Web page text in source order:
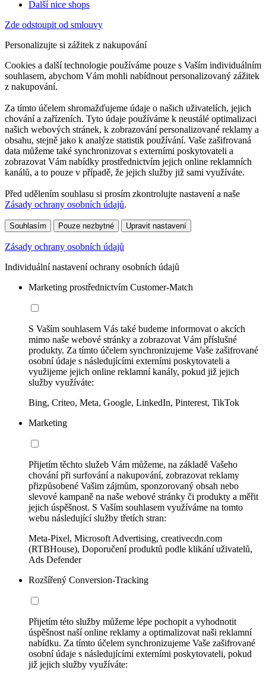
Další nice shops
Zde odstoupit od smlouvy
Personalizujte si zážitek z nakupování
Cookies a další technologie používáme pouze s Vaším individuálním
souhlasem, abychom Vám mohli nabídnout personalizovaný zážitek
z nakupování.
Za tímto účelem shromažďujeme údaje o našich uživatelích, jejich
chování a zařízeních. Tyto údaje používáme k neustálé optimalizaci
našich webových stránek, k zobrazování personalizované reklamy a
obsahu, stejně jako k analýze statistik používání. Vaše zašifrovaná
data můžeme také synchronizovat s externími poskytovateli a
zobrazovat Vám nabídky prostřednictvím jejich online reklamních
kanálů, a to pouze v případě, že jejich služby již sami využíváte.
Před udělením souhlasu si prosím zkontrolujte nastavení a naše
Zásady ochrany osobních údajů.
Souhlasím Pouze nezbytné Upravit nastavení
Zásady ochrany osobních údajů
Individuální nastavení ochrany osobních údajů
Marketing prostřednictvím Customer-Match
S Vaším souhlasem Vás také budeme informovat o akcích
mimo naše webové stránky a zobrazovat Vám příslušné
produkty. Za tímto účelem synchronizujeme Vaše zašifrované
osobní údaje s následujícími externími poskytovateli a
využijeme jejich online reklamní kanály, pokud již jejich
služby využíváte:
Bing, Criteo, Meta, Google, LinkedIn, Pinterest, TikTok
Marketing
Přijetím těchto služeb Vám můžeme, na základě Vašeho
chování při surfování a nakupování, zobrazovat reklamy
přizpůsobené Vašim zájmům, sponzorovaný obsah nebo
slevové kampaně na naše webové stránky či produkty a měřit
jejich úspěšnost. S Vaším souhlasem využíváme na tomto
webu následující služby třetích stran:
Meta-Pixel, Microsoft Advertising, creativecdn.com
(RTBHouse), Doporučení produktů podle klikání uživatelů,
Ads Defender
Rozšířený Conversion-Tracking
Přijetím této služby můžeme lépe pochopit a vyhodnotit
úspěšnost naší online reklamy a optimalizovat naši reklamní
nabídku. Za tímto účelem synchronizujeme Vaše zašifrované
osobní údaje s následujícími externími poskytovateli, pokud
již jejich služby využíváte: